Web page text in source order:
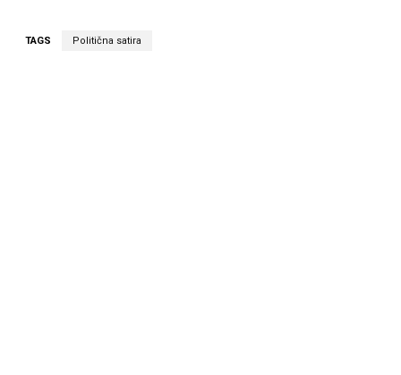
TAGS Politična satira